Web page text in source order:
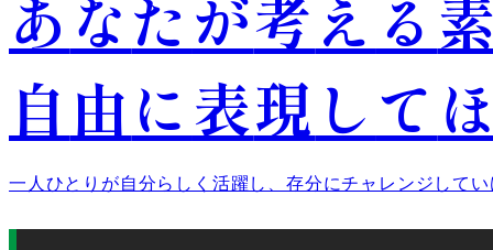
あ なたが考え る
自 由に表現して
一人ひとりが自分らしく活躍し、存分にチャレンジして